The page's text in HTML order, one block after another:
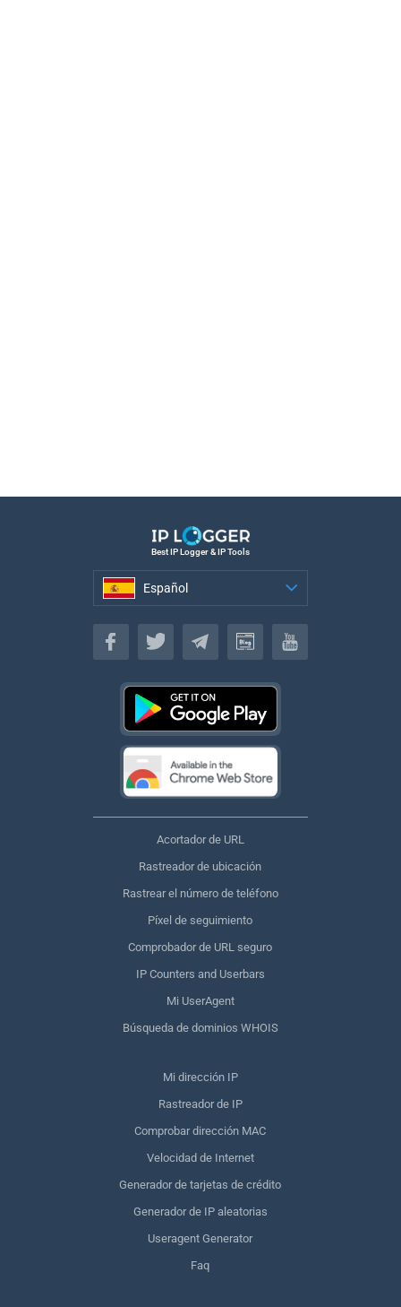
Best IP Logger & IP Tools
Español
Español
Acortador de URL
Rastreador de ubicación
Rastrear el número de teléfono
Píxel de seguimiento
Comprobador de URL seguro
IP Counters and Userbars
Mi UserAgent
Búsqueda de dominios WHOIS
Mi dirección IP
Rastreador de IP
Comprobar dirección MAC
Velocidad de Internet
Generador de tarjetas de crédito
Generador de IP aleatorias
Useragent Generator
Faq